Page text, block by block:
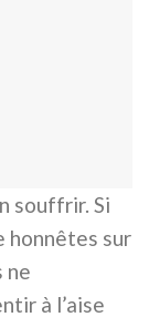
souffrir. Si
honnêtes sur
ne
à l’aise